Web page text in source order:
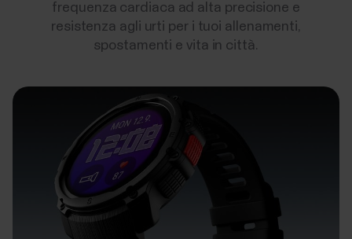
frequenza cardiaca ad alta precisione e
resistenza agli urti per i tuoi allenamenti,
spostamenti e vita in città.